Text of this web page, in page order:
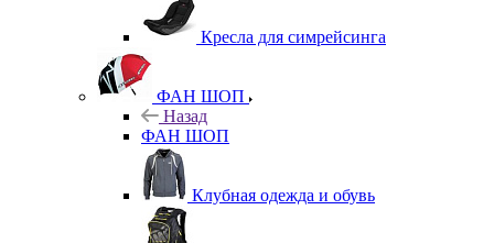
Кресла для симрейсинга
ФАН ШОП
Назад
ФАН ШОП
Клубная одежда и обувь